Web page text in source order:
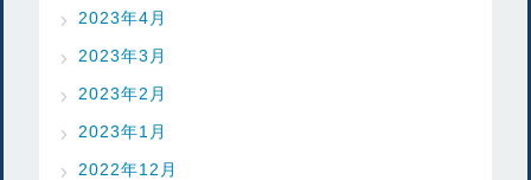
2023年4月
2023年3月
2023年2月
2023年1月
2022年12月